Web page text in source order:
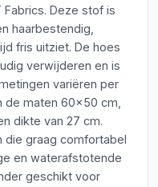
Fabrics. Deze stof is
haarbestendig,
fris uitziet. De hoes
verwijderen en is
variëren per
de maten 60x50 cm,
dikte van 27 cm.
die graag comfortabel
en waterafstotende
geschikt voor